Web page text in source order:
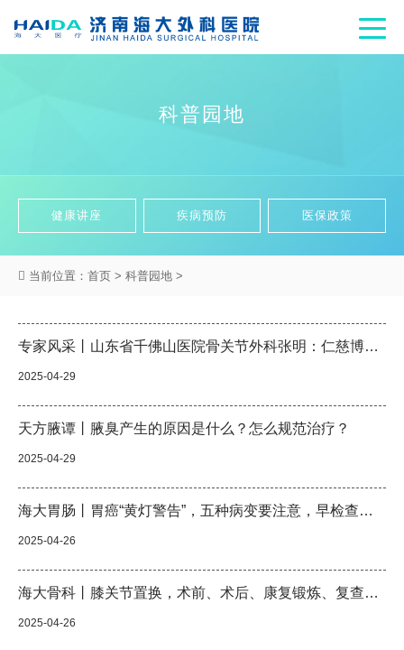
科普园地
健康讲座 疾病预防 医保政策
当前位置： 首页 > 科普园地 >
专家风采丨山东省千佛山医院骨关节外科张明：仁慈博爱，达观恬淡
2025-04-29
天方腋谭丨腋臭产生的原因是什么？怎么规范治疗？
2025-04-29
海大胃肠丨胃癌“黄灯警告”，五种病变要注意，早检查早发现早治疗
2025-04-26
海大骨科丨膝关节置换，术前、术后、康复锻炼、复查周期，注意事项须知
2025-04-26